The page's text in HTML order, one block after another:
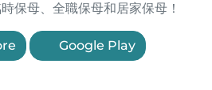
保母、全職保母和居家保母！
Google Play